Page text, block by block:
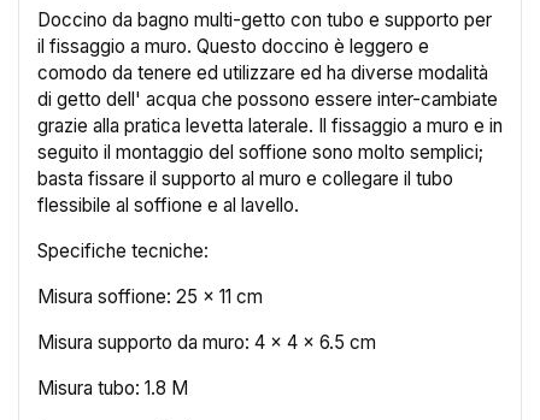
Doccino da bagno multi-getto con tubo e supporto per
il fissaggio a muro. Questo doccino è leggero e
comodo da tenere ed utilizzare ed ha diverse modalità
di getto dell' acqua che possono essere inter-cambiate
grazie alla pratica levetta laterale. Il fissaggio a muro e in
seguito il montaggio del soffione sono molto semplici;
basta fissare il supporto al muro e collegare il tubo
flessibile al soffione e al lavello.
Specifiche tecniche:
Misura soffione: 25 x 11 cm
Misura supporto da muro: 4 x 4 x 6.5 cm
Misura tubo: 1.8 M